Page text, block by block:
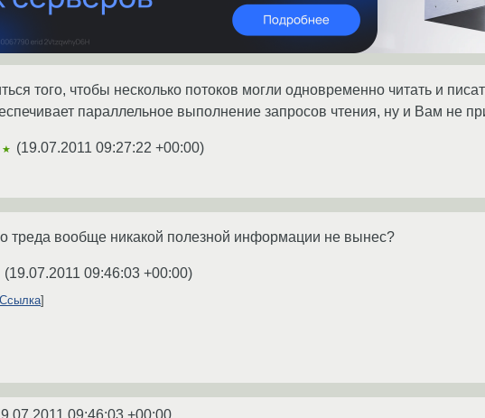
того, чтобы несколько потоков могли одновременно читать и
параллельное выполнение запросов чтения, ну и Вам не
(19.07.2011 09:27:22 +00:00)
треда вообще никакой полезной информации не вынес?
(19.07.2011 09:46:03 +00:00)
Ссылка